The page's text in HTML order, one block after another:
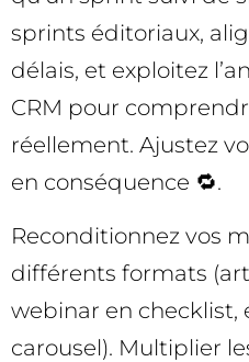
sprints éditoriaux,
délais, et exploitez
CRM pour
réellement. Ajustez
en conséquence 🔁.
Reconditionnez vos
différents formats
webinar en checklist,
carousel). Multiplier